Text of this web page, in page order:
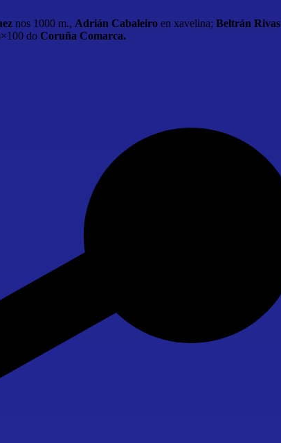
nos 1000 m., Adrián Cabaleiro en xavelina; Beltrán Rivas
do Coruña Comarca.